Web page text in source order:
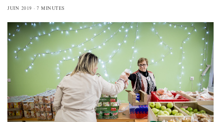
JUIN 2019 7 MINUTES